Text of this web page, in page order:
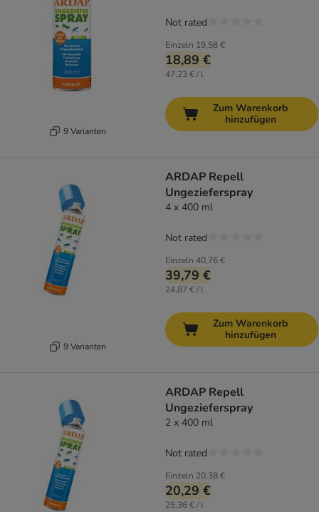
9 Varianten
Einzeln 19,58 €
18,89 €
47,23 € / l
Not rated
Zum Warenkorb
hinzufügen
9 Varianten
ARDAP Repell
Ungezieferspray
4 x 400 ml
Einzeln 40,76 €
39,79 €
24,87 € / l
Not rated
Zum Warenkorb
hinzufügen
ARDAP Repell
Ungezieferspray
2 x 400 ml
Einzeln 20,38 €
20,29 €
25,36 € / l
Not rated